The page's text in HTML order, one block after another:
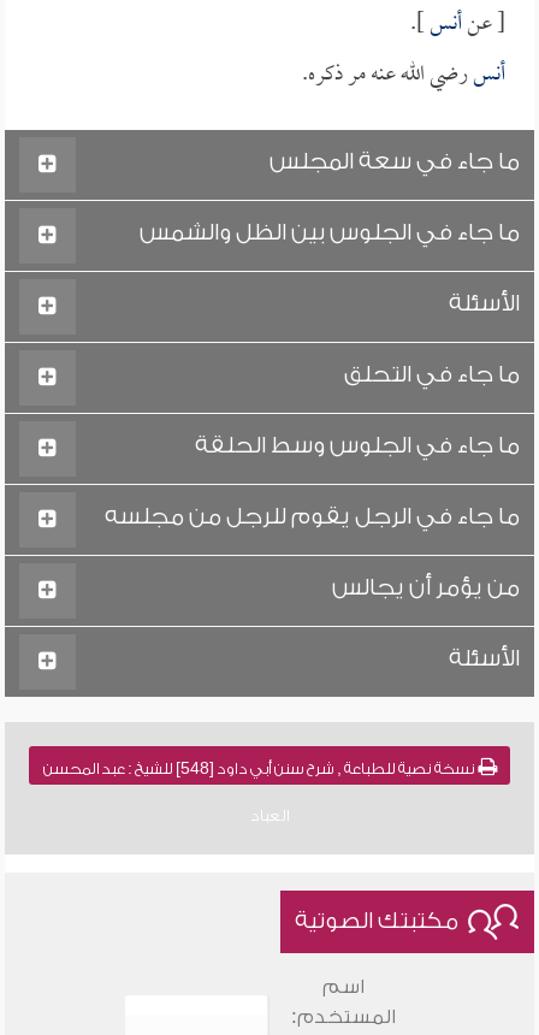
[ عنأنس].
أنسرضي الله عنه مر ذكره.
ما جاء في سعة المجلس
ما جاء في الجلوس بين الظل والشمس
الأسئلة
ما جاء في التحلق
ما جاء في الجلوس وسط الحلقة
ما جاء في الرجل يقوم للرجل من مجلسه
من يؤمر أن يجالس
الأسئلة
نسخة نصية للطباعة , شرح سنن أبي داود [548] للشيخ : عبد المحسن
العباد
مكتبتك الصوتية
اسم
المستخدم: